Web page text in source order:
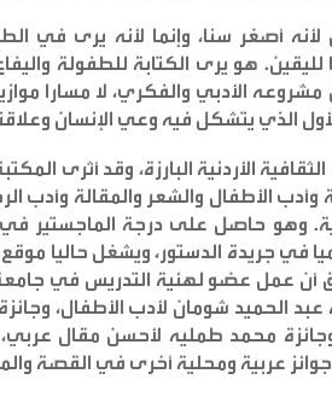
أصغر سنا، وإنما لأنه يرى في
هو يرى الكتابة للطفولة
الأدبي والفكري، لا مسارا
الذي يتشكل فيه وعي الإنسان
الأردنية البارزة، وقد أثرى
وأدب الأطفال والشعر والمقالة وأدب
وهو حاصل على درجة الماجستير
في جريدة الدستور، ويشغل حاليا
أن عمل عضو لهئية التدريس في جامعة
عبد الحميد شومان لأدب الأطفال،
محمد طمليه لأحسن مقال عربي،
جوائز عربية ومحلية أخرى في القصة